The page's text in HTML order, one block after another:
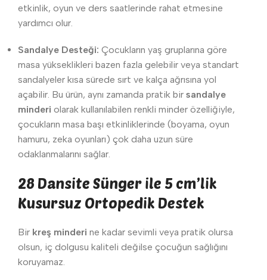
etkinlik, oyun ve ders saatlerinde rahat etmesine
yardımcı olur.
Sandalye Desteği: Çocukların yaş gruplarına göre
masa yükseklikleri bazen fazla gelebilir veya standart
sandalyeler kısa sürede sırt ve kalça ağrısına yol
açabilir. Bu ürün, aynı zamanda pratik bir sandalye
minderi olarak kullanılabilen renkli minder özelliğiyle,
çocukların masa başı etkinliklerinde (boyama, oyun
hamuru, zeka oyunları) çok daha uzun süre
odaklanmalarını sağlar.
28 Dansite Sünger ile 5 cm’lik
Kusursuz Ortopedik Destek
Bir kreş minderi ne kadar sevimli veya pratik olursa
olsun, iç dolgusu kaliteli değilse çocuğun sağlığını
koruyamaz.